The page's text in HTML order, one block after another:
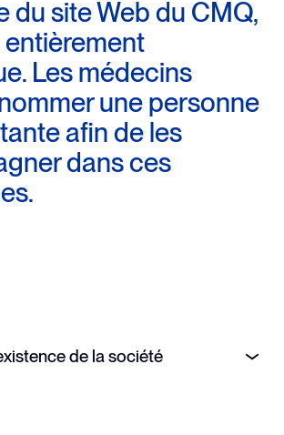
du site Web du CMQ,
Les médecins
une personne
afin de les
dans ces
de la société